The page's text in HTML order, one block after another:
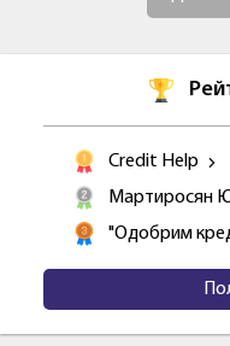
Credit Help
Мартиросян
"Одобрим